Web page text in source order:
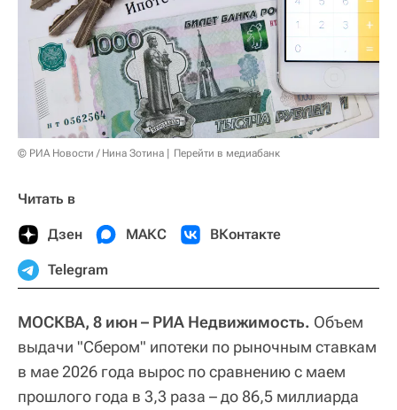
© РИА Новости / Нина Зотина Перейти в медиабанк
Читать в
Дзен МАКС ВКонтакте
Telegram
МОСКВА, 8 июн – РИА Недвижимость. Объем
выдачи "Сбером" ипотеки по рыночным ставкам
в мае 2026 года вырос по сравнению с маем
прошлого года в 3,3 раза – до 86,5 миллиарда